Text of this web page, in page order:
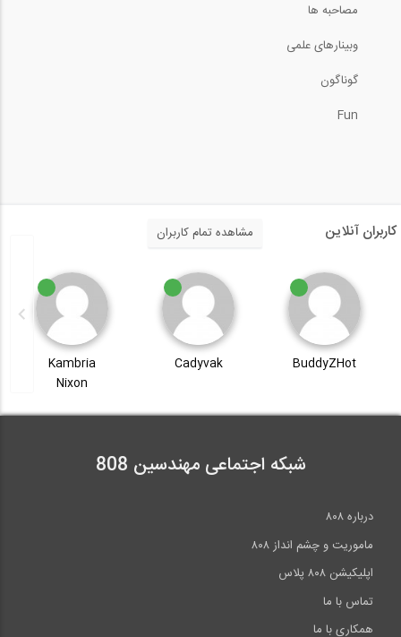
مصاحبه ها
وبینارهای علمی
گوناگون
Fun
کاربران آنلاین مشاهده تمام کاربران
BuddyZHot
Cadyvak
Kambria
Nixon
شبکه اجتماعی مهندسین 808
درباره ۸۰۸
ماموریت و چشم انداز ۸۰۸
اپلیکیشن ۸۰۸ پلاس
تماس با ما
همکاری با ما